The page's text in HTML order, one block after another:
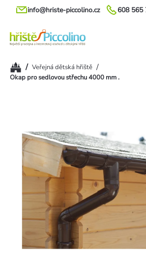
Přejít
608 565
info@hriste-piccolino.cz
Domů/ Veřejná dětská hřiště /
Okap pro sedlovou střechu 4000 mm .